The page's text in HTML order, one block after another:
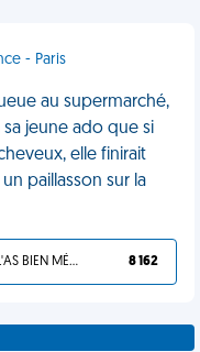
- Paris
au supermarché,
jeune ado que si
elle finirait
paillasson sur la
TU L'AS BIEN MÉRITÉ 8 162